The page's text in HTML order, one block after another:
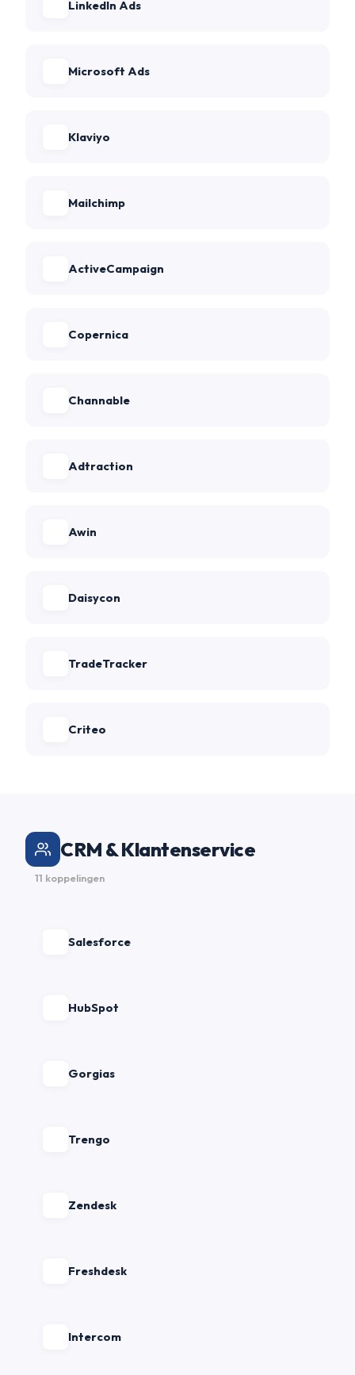
LinkedIn Ads
Microsoft Ads
Klaviyo
Mailchimp
ActiveCampaign
Copernica
Channable
Adtraction
Awin
Daisycon
TradeTracker
Criteo
CRM & Klantenservice
11 koppelingen
Salesforce
HubSpot
Gorgias
Trengo
Zendesk
Freshdesk
Intercom